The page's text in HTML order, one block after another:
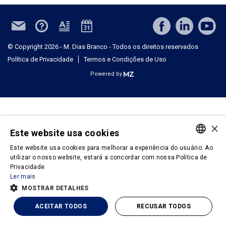
© Copyright 2026 - M. Dias Branco - Todos os direitos reservados
Política de Privacidade
Termos e Condições de Uso
Powered by
PORTUGUESE
×
Este website usa cookies
Este website usa cookies para melhorar a experiência do usuário. Ao
utilizar o nosso website, estará a concordar com nossa Política de
Privacidade.
Ler mais
MOSTRAR DETALHES
ACEITAR TODOS RECUSAR TODOS